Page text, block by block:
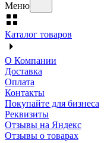
Меню
Каталог товаров
О Компании
Доставка
Оплата
Контакты
Покупайте для бизнеса
Реквизиты
Отзывы на Яндекс
Отзывы о товарах